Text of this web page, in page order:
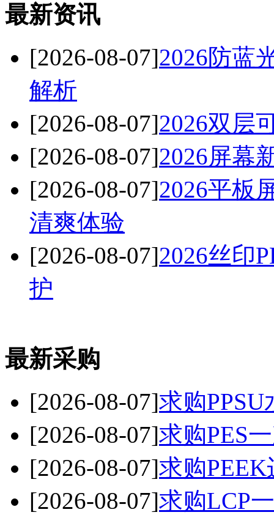
最新资讯
[2026-08-07]2026防蓝
解析
[2026-08-07]2026双层
[2026-08-07]2026屏幕
[2026-08-07]2026平板
清爽体验
[2026-08-07]2026丝印
护
最新采购
[2026-08-07]求购PPSU
[2026-08-07]求购PES
[2026-08-07]求购
[2026-08-07]求购LCP